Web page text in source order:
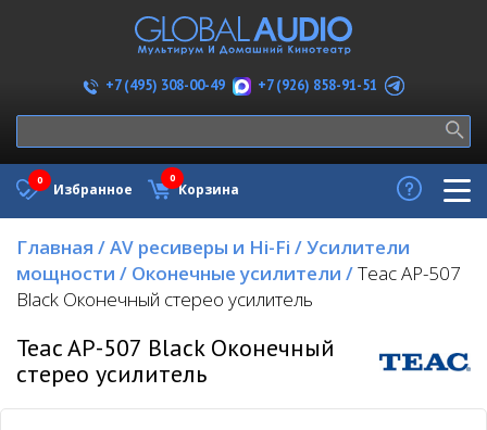
+7 (495) 308-00-49 +7 (926) 858-91-51
Избранное
0
Корзина
0
Главная /AV ресиверы и Hi-Fi /Усилители
мощности / Оконечные усилители /Teac AP-507
Black Оконечный стерео усилитель
Teac AP-507 Black Оконечный
стерео усилитель